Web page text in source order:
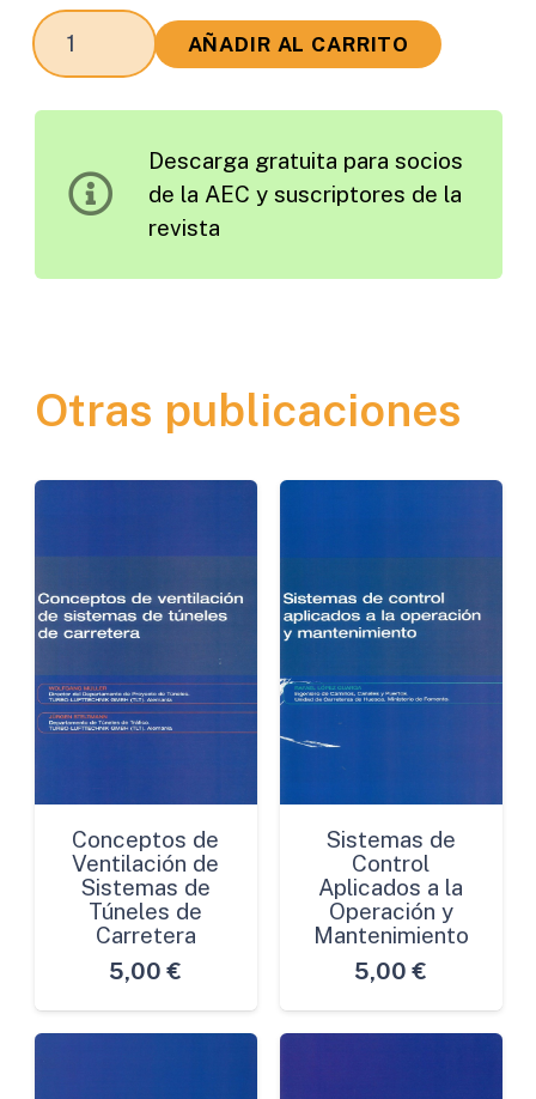
El
Mantenimiento
Conservación
Carreteras
cantidad
AÑADIR AL CARRITO
Descarga gratuita para socios
de la AEC y suscriptores de la
revista
Otras publicaciones
Conceptos de
Ventilación de
Sistemas de
Túneles de
Carretera
5,00 €
Sistemas de
Control
Aplicados a la
Operación y
Mantenimiento
5,00 €